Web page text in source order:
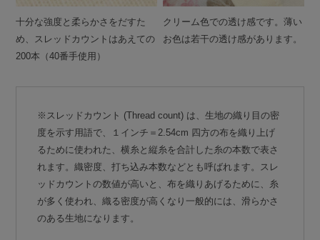
十分な強度と柔らかさをだすた
め、スレッドカウントはあえての
200本（40番手使用）
クリーム色での透け感です。薄い
お色は若干の透け感があります。
※スレッドカウント (Thread count) は、生地の織り目の密
度を示す用語で、１インチ＝2.54cm 四方の布を織り上げ
るために使われた、横糸と縦糸を合計した糸の本数で表さ
れます。織密度、打ち込み本数などとも呼ばれます。スレ
ッドカウントの数値が高いと、布を織りあげるために、糸
が多く使われ、織る密度が高くなり一般的には、滑らかさ
のある生地になります。